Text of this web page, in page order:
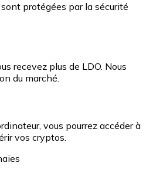
protégées par la sécurité
recevez plus de LDO. Nous
du marché.
vous pourrez accéder à
vos cryptos.